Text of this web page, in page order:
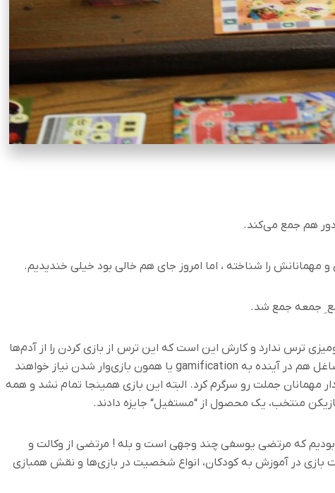
دور هم جمع می‌کند.
را شناخته ، اما امروز جای هم خالی بود خیلی خندیدیم.
جمعه‌ جمع شد.
ترس ندارد و کارش این است که این ترس از بازی کردن را از آدم‌ها
هم در آینده به gamification‌ یا همون بازی‌وار شدن نیاز خواهند
مهمانان جملت رو سرگرم کرد. البته این بازی همینجا تمام نشد و همه
منتخب، یک محصول از “مستفیل“ جایزه دادند.
بودیم که مرتضی یوسفی چند وجهی است و بله ! مرتضی از وکالت و
بازی در آموزش به کودکان، انواع شخصیت در بازی‌ها و نقش همبازی